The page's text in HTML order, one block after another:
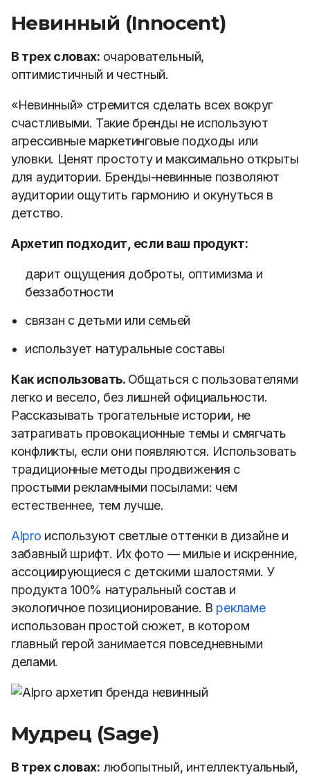
Невинный (Innocent)
В трех словах: очаровательный,
оптимистичный и честный.
«Невинный» стремится сделать всех вокруг
счастливыми. Такие бренды не используют
агрессивные маркетинговые подходы или
уловки. Ценят простоту и максимально открыты
для аудитории. Бренды-невинные позволяют
аудитории ощутить гармонию и окунуться в
детство.
Архетип подходит, если ваш продукт:
дарит ощущения доброты, оптимизма и
беззаботности
связан с детьми или семьей
использует натуральные составы
Как использовать. Общаться с пользователями
легко и весело, без лишней официальности.
Рассказывать трогательные истории, не
затрагивать провокационные темы и смягчать
конфликты, если они появляются. Использовать
традиционные методы продвижения с
простыми рекламными посылами: чем
естественнее, тем лучше.
Alpro используют светлые оттенки в дизайне и
забавный шрифт. Их фото — милые и искренние,
ассоциирующиеся с детскими шалостями. У
продукта 100% натуральный состав и
экологичное позиционирование. В рекламе
использован простой сюжет, в котором
главный герой занимается повседневными
делами.
Мудрец (Sage)
В трех словах: любопытный, интеллектуальный,